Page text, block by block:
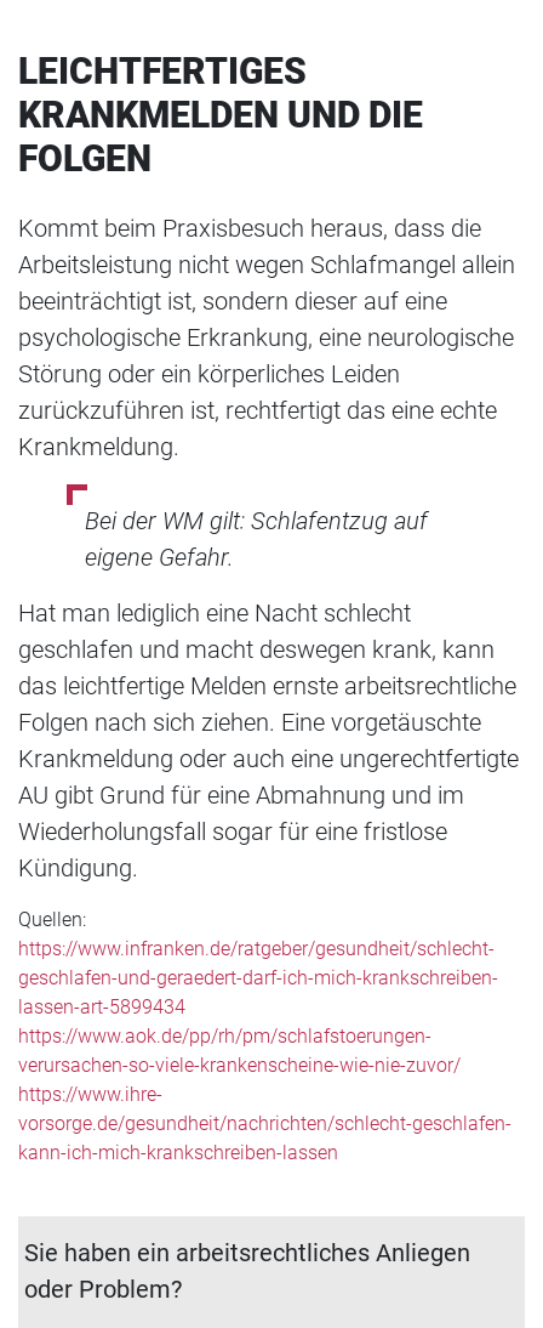
LEICHTFERTIGES
KRANKMELDEN UND DIE
FOLGEN
Kommt beim Praxisbesuch heraus, dass die
Arbeitsleistung nicht wegen Schlafmangel allein
beeinträchtigt ist, sondern dieser auf eine
psychologische Erkrankung, eine neurologische
Störung oder ein körperliches Leiden
zurückzuführen ist, rechtfertigt das eine echte
Krankmeldung.
Bei der WM gilt: Schlafentzug auf
eigene Gefahr.
Hat man lediglich eine Nacht schlecht
geschlafen und macht deswegen krank, kann
das leichtfertige Melden ernste arbeitsrechtliche
Folgen nach sich ziehen. Eine vorgetäuschte
Krankmeldung oder auch eine ungerechtfertigte
AU gibt Grund für eine Abmahnung und im
Wiederholungsfall sogar für eine fristlose
Kündigung.
Quellen:
https://www.infranken.de/ratgeber/gesundheit/schlecht-
geschlafen-und-geraedert-darf-ich-mich-krankschreiben-
lassen-art-5899434
https://www.aok.de/pp/rh/pm/schlafstoerungen-
verursachen-so-viele-krankenscheine-wie-nie-zuvor/
https://www.ihre-
vorsorge.de/gesundheit/nachrichten/schlecht-geschlafen-
kann-ich-mich-krankschreiben-lassen
Sie haben ein arbeitsrechtliches Anliegen
oder Problem?